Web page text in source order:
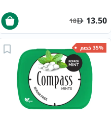
13.50
18
35% خصم